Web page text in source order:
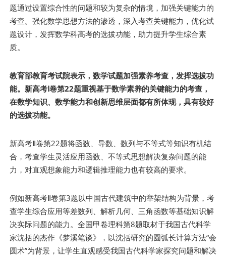
题通过设置综合性的问题和较为复杂的情境，加强关键能力的
考查。强化数学思想方法的渗透，深入考查关键能力，优化试
题设计，发挥数学科高考的选拔功能，助力提升学生综合素
质。
教育部教育考试院表示，数学试题加强素养考查，发挥选拔功
能。新高考Ⅰ卷第22题重视基于数学素养的关键能力的考查，
在数学知识、数学能力和创新思维层面都有所体现，具有较好
的选拔功能。
新高考Ⅱ卷第22题将函数、导数、数列与不等式等知识有机结
合，考查学生灵活应用函数、不等式思想解决复杂问题的能
力，对直观想象能力和逻辑推理能力也有较高的要求。
例如新高考Ⅱ卷第3题以中国古代建筑中的举架结构为背景，考
查学生综合应用等差数列、解析几何、三角函数等基础知识解
决实际问题的能力。全国甲卷理科第8题取材于我国古代科学
家沈括的杰作《梦溪笔谈》，以沈括研究的圆弧长计算方法“会
圆术”为背景，让学生直观感受我国古代科学家探究问题和解决